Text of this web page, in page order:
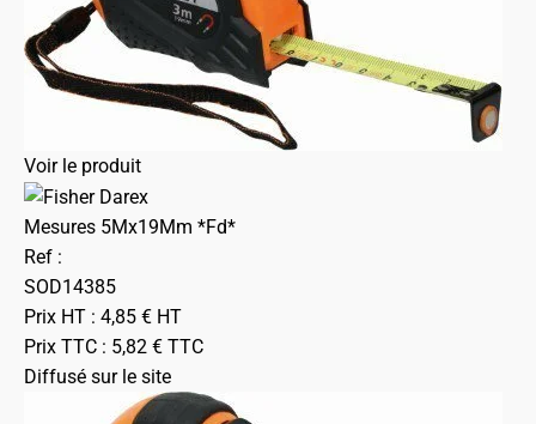
Voir le produit
Mesures 5Mx19Mm *Fd*
Ref :
SOD14385
Prix HT : 4,85 € HT
Prix TTC : 5,82 € TTC
Diffusé sur le site